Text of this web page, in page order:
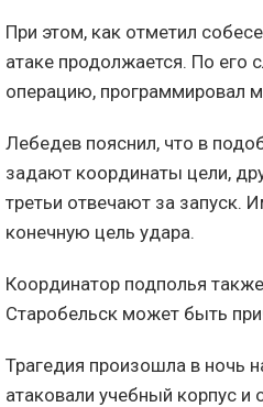
При этом, как отметил
атаке продолжается. По его
операцию, программировал
Лебедев пояснил, что в
задают координаты цели,
третьи отвечают за запуск.
конечную цель удара.
Координатор подполья
Старобельск может быть
Трагедия произошла в ночь
атаковали учебный корпус